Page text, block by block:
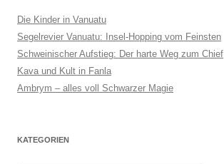
Die Kinder in Vanuatu
Segelrevier Vanuatu: Insel-Hopping vom Feinsten
Schweinischer Aufstieg: Der harte Weg zum Chief
Kava und Kult in Fanla
Ambrym – alles voll Schwarzer Magie
KATEGORIEN